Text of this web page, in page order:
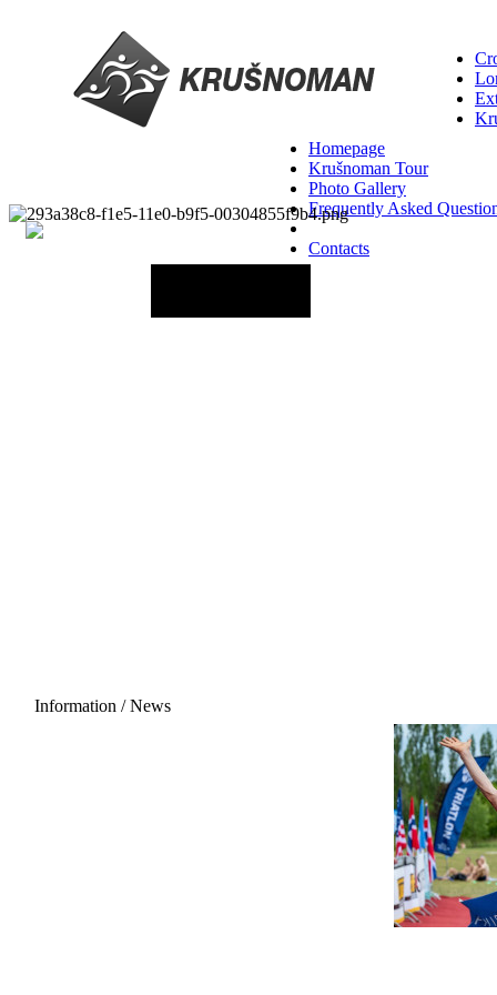
Homepage
Krušnoman Tour
Photo Gallery
Frequently Asked
Contacts
Information / News